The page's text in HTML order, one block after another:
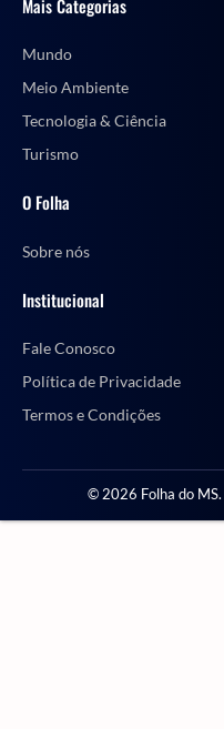
Mais Categorias
Mundo
Meio Ambiente
Tecnologia & Ciência
Turismo
O Folha
Sobre nós
Institucional
Fale Conosco
Política de Privacidade
Termos e Condições
© 2026 Folha do